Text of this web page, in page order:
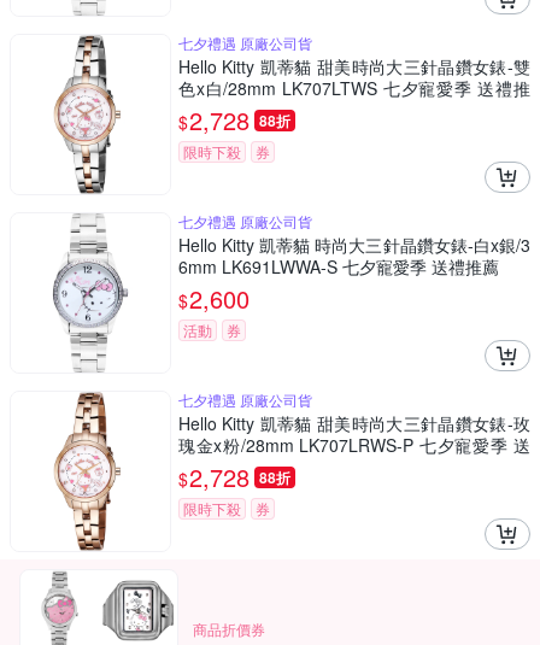
七夕禮遇 原廠公司貨
Hello Kitty 凱蒂貓 甜美時尚大三針晶鑽女錶-雙
色x白/28mm LK707LTWS 七夕寵愛季 送禮推
薦
$2,728 88折
限時下殺 券
七夕禮遇 原廠公司貨
Hello Kitty 凱蒂貓 時尚大三針晶鑽女錶-白x銀/3
6mm LK691LWWA-S 七夕寵愛季 送禮推薦
$2,600
活動 券
七夕禮遇 原廠公司貨
Hello Kitty 凱蒂貓 甜美時尚大三針晶鑽女錶-玫
瑰金x粉/28mm LK707LRWS-P 七夕寵愛季 送
禮推薦
$2,728 88折
限時下殺 券
商品折價券